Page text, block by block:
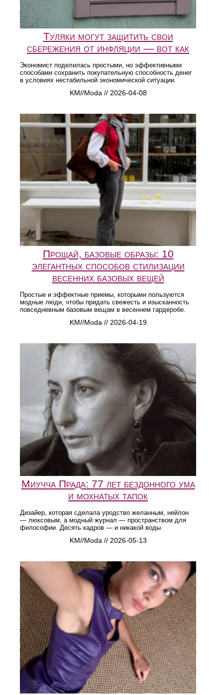
Туляки могут защитить свои
сбережения от инфляции — вот как
Экономист поделилась простыми, но эффективными
способами сохранить покупательную способность денег
в условиях нестабильной экономической ситуации.
KM//Moda // 2026-04-08
Прощай, базовые образы: 10
элегантных способов стилизации
весенних базовых вещей
Простые и эффектные приемы, которыми пользуются
модные люди, чтобы придать свежесть и изысканность
повседневным базовым вещам в весеннем гардеробе.
KM//Moda // 2026-04-19
Миучча Прада: 77 лет бездонного ума
и мохнатых тапок
Дизайер, которая сделала уродство желанным, нейлон
— люксовым, а модный журнал — пространством для
философии. Десять кадров — и никакой воды.
KM//Moda // 2026-05-13